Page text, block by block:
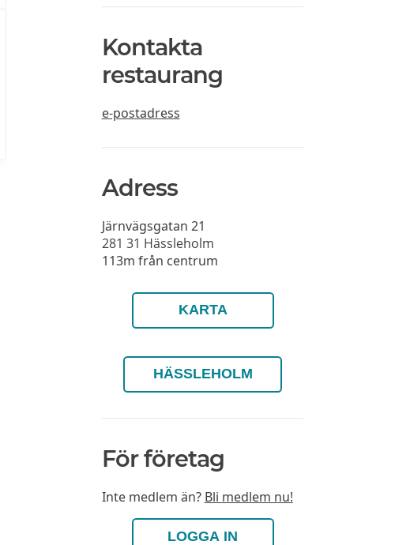
Kontakta
restaurang
e-postadress
Adress
Järnvägsgatan 21
281 31 Hässleholm
113m från centrum
KARTA
HÄSSLEHOLM
För företag
Inte medlem än? Bli medlem nu!
LOGGA IN